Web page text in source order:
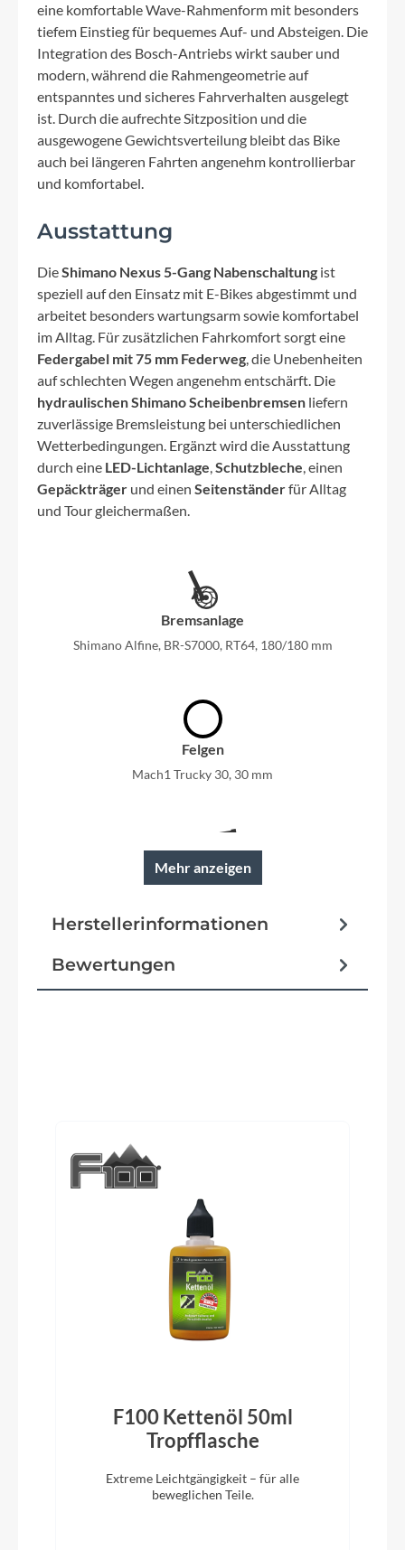
eine komfortable Wave-Rahmenform mit besonders
tiefem Einstieg für bequemes Auf- und Absteigen. Die
Integration des Bosch-Antriebs wirkt sauber und
modern, während die Rahmengeometrie auf
entspanntes und sicheres Fahrverhalten ausgelegt
ist. Durch die aufrechte Sitzposition und die
ausgewogene Gewichtsverteilung bleibt das Bike
auch bei längeren Fahrten angenehm kontrollierbar
und komfortabel.
Ausstattung
DieShimano Nexus 5-Gang Nabenschaltung ist
speziell auf den Einsatz mit E-Bikes abgestimmt und
arbeitet besonders wartungsarm sowie komfortabel
im Alltag. Für zusätzlichen Fahrkomfort sorgt eine
Federgabel mit 75 mm Federweg, die Unebenheiten
auf schlechten Wegen angenehm entschärft. Die
hydraulischen Shimano Scheibenbremsen liefern
zuverlässige Bremsleistung bei unterschiedlichen
Wetterbedingungen. Ergänzt wird die Ausstattung
durch eine LED-Lichtanlage,Schutzbleche, einen
Gepäckträger und einen Seitenständerfür Alltag
und Tour gleichermaßen.
Bremsanlage
Shimano Alfine, BR-S7000, RT64, 180/180 mm
Felgen
Mach1 Trucky 30, 30 mm
Rahmen
Ständer
Ursus Mooi
Vorbau
Flyer ONE CI Stem, 31.8 x 95 mm
Mehr anzeigen
Herstellerinformationen
Bewertungen
F100 Kettenöl 50ml
Tropfflasche
Extreme Leichtgängigkeit – für alle
beweglichen Teile.